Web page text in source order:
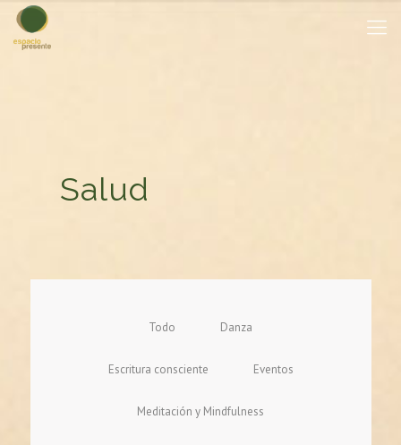
Salud
Todo Danza
Escritura consciente Eventos
Meditación y Mindfulness